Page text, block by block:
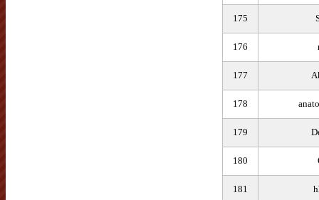
175
176
177
178
179
180
181